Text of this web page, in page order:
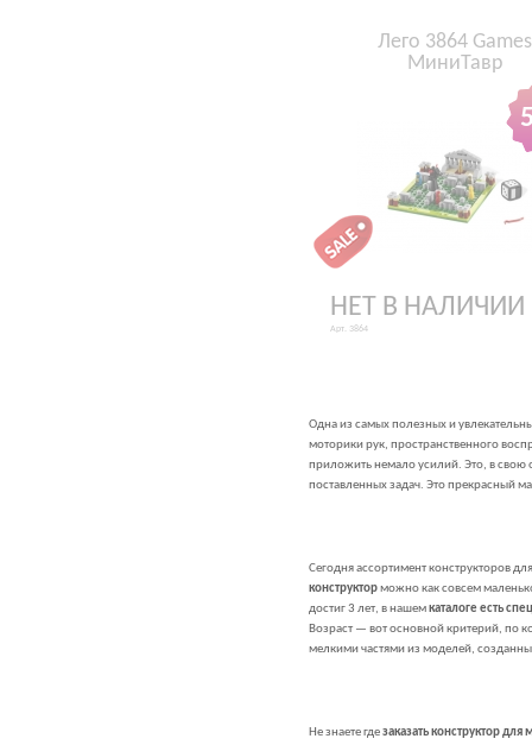
Лего 3864 Games
МиниТавр
НЕТ В НАЛИЧИИ
Арт. 3864
Одна из самых полезных и
моторики рук, пространственного
приложить немало усилий. Это, в свою
поставленных задач. Это прекрасный
Сегодня ассортимент конструкторов
конструкторможно как совсем
достиг 3 лет, в нашемкаталоге есть
Возраст — вот основной критерий, по
мелкими частями из моделей,
Не знаете гдезаказать конструктор